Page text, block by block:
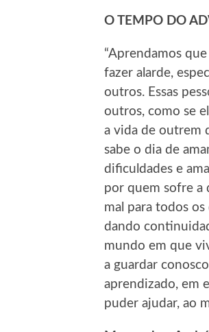
O TEMPO DO
“Aprendamos
fazer alarde,
outros. Essas
outros, como se
a vida de outrem
sabe o dia de
dificuldades e
por quem sofre a
mal para todos
dando
mundo em que
a guardar
aprendizado, em
puder ajudar, ao